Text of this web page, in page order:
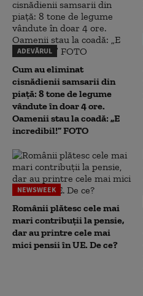
ADEVĂRUL
Cum au eliminat
cisnădienii samsarii din
piață: 8 tone de legume
vândute în doar 4 ore.
Oamenii stau la coadă: „E
incredibil!” FOTO
NEWSWEEK
Românii plătesc cele mai
mari contribuții la pensie,
dar au printre cele mai
mici pensii în UE. De ce?